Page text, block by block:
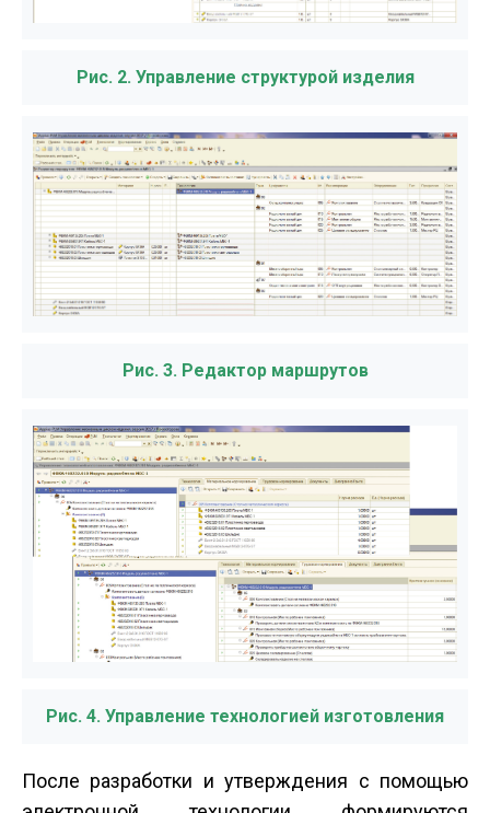
Рис. 2. Управление структурой изделия
Рис. 3. Редактор маршрутов
Рис. 4. Управление технологией изготовления
После разработки и утверждения с помощью